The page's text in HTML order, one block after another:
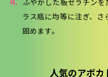
ふやかした板ゼラチンを
ラス瓶に均等に注ぎ、さ
固めます。
人気のアボカ